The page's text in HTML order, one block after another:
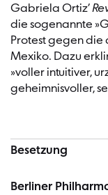
Gabriela Ortiz’
die sogenannte
Protest gegen
Mexiko. Dazu
»voller intuitiver,
geheimnisvoller,
Besetzung
Berliner